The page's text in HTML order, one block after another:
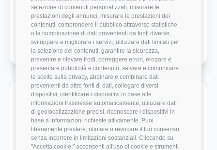
selezione di contenuti personalizzati, misurare le
prestazioni degli annunci, misurare le prestazioni dei
contenuti, comprendere il pubblico attraverso statistiche
o la combinazione di dati provenienti da fonti diverse,
sviluppare e migliorare i servizi, utilizzare dati limitati per
la selezione dei contenuti, garantire la sicurezza,
prevenire e rilevare frodi, correggere errori, erogare e
presentare pubblicità e contenuto, salvare e comunicare
le scelte sulla privacy, abbinare e combinare dati
provenienti da altre fonti di dati, collegare diversi
dispositivi, identificare i dispositivi in base alle
informazioni trasmesse automaticamente, utilizzare dati
di geolocalizzazione precisi, riconoscere i dispositivi in
base a informazioni richieste attivamente. Puoi
liberamente prestare, rifiutare o revocare il tuo consenso
senza incorrere in limitazioni sostanziali. Cliccando su
"Accetta cookie," acconsenti all'uso di cookie e strumenti
Bilanciamento Vita-Lavoro 3.5/5
Crescita Professionale 2.5/5
Ruoli monitorati in Cerba Healthcare
Vai direttamente ai ruoli con dati disponibili e benchmark
salariali reali.
Analyst 28.000 €